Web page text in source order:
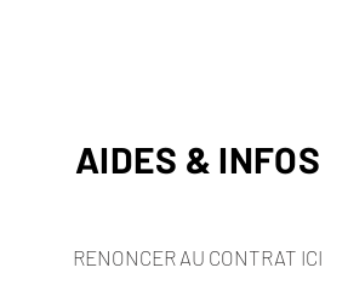
AIDES & INFOS
RENONCER AU CONTRAT ICI